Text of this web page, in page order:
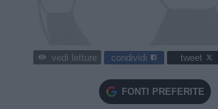
vedi letture condividi tweet
FONTI PREFERITE